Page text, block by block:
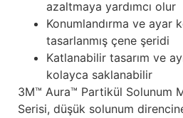
azaltmaya yardımcı olur
Konumlandırma ve ayar
tasarlanmış çene şeridi
Katlanabilir tasarım ve
kolayca saklanabilir
3M™ Aura™ Partikül Solunum
Serisi, düşük solunum